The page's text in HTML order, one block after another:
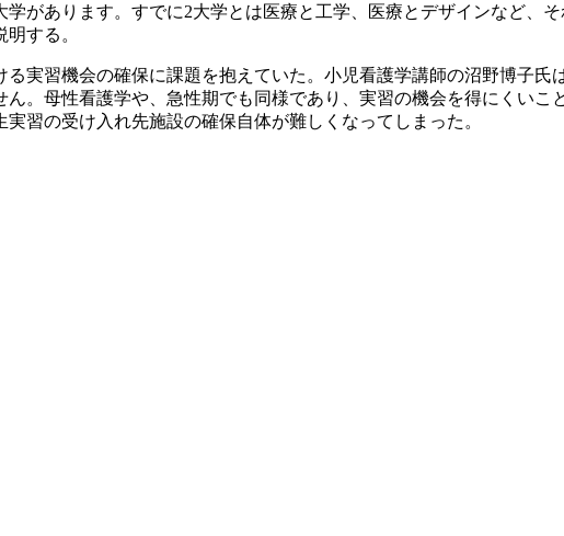
があります。すでに2大学とは医療と工学、医療とデザインなど、
する。
実習機会の確保に課題を抱えていた。小児看護学講師の沼野博子氏
。母性看護学や、急性期でも同様であり、実習の機会を得にくいこ
習の受け入れ先施設の確保自体が難しくなってしまった。